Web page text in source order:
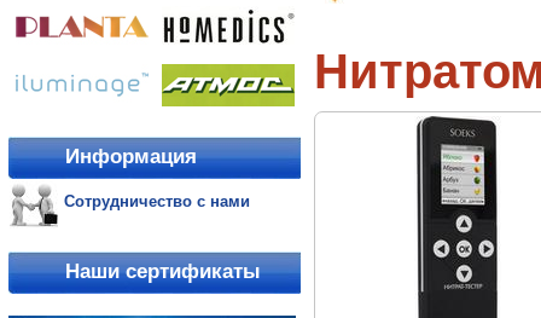
Информация
Сотрудничество с нами
Наши сертификаты